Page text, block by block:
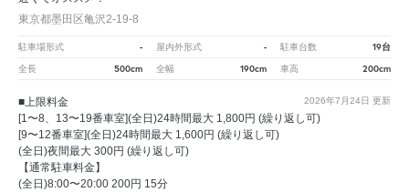
東京都墨田区亀沢2-19-8
駐車場形式 - 屋内外形式 - 駐車台数 19台
全長 500cm 全幅 190cm 車高 200cm
2026年7月24日 更新
■上限料金
[1〜8、13〜19番車室](全日)24時間最大 1,800円 (繰り返し可)
[9〜12番車室](全日)24時間最大 1,600円 (繰り返し可)
(全日)夜間最大 300円 (繰り返し可)
【通常駐車料金】
(全日)8:00〜20:00 200円 15分